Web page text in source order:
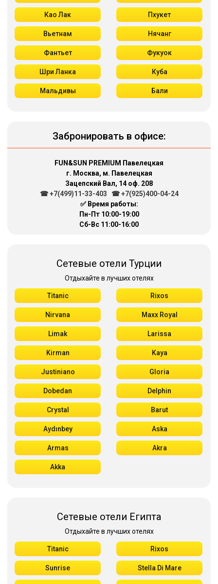
Као Лак Пхукет
Вьетнам Нячанг
Фантьет Фукуок
Шри Ланка Куба
Мальдивы Бали
Забронировать в офисе:
FUN&SUN PREMIUM Павелецкая
г. Москва, м. Павелецкая
Зацепский Вал, 14 оф. 208
☎ +7(499)11-33-403
☎ +7(925)400-04-24
✅ Время работы:
Пн-Пт 10:00-19:00
Сб-Вс 11:00-16:00
Сетевые отели Турции
Отдыхайте в лучших отелях
Titanic Rixos
Nirvana Maxx Royal
Limak Larissa
Kirman Kaya
Justiniano Gloria
Dobedan Delphin
Crystal Barut
Aydınbey Aska
Armas Akra
Akka
Сетевые отели Египта
Отдыхайте в лучших отелях
Titanic Rixos
Sunrise Stella Di Mare